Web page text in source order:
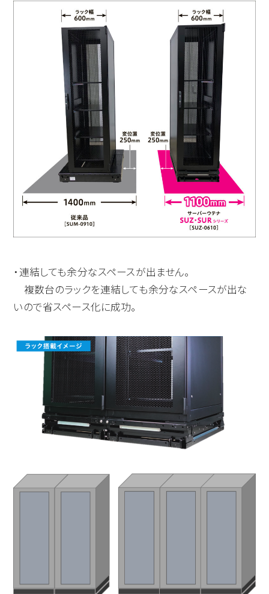
・連結しても余分なスペースが出ません。
複数台のラックを連結しても余分なスペースが出な
いので省スペース化に成功。